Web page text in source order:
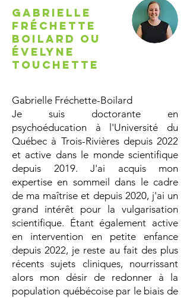
Gabrielle
Fréchette
Boilard ou
Évelyne
Touchette
Gabrielle Fréchette-Boilard
Je suis doctorante en
psychoéducation à l'Université du
Québec à Trois-Rivières depuis 2022
et active dans le monde scientifique
depuis 2019. J'ai acquis mon
expertise en sommeil dans le cadre
de ma maîtrise et depuis 2020, j'ai un
grand intérêt pour la vulgarisation
scientifique. Étant également active
en intervention en petite enfance
depuis 2022, je reste au fait des plus
récents sujets cliniques, nourrissant
alors mon désir de redonner à la
population québécoise par le biais de